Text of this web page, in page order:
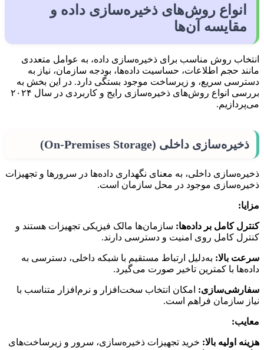
انواع روش‌های ذخیره‌سازی داده و
مقایسه آن‌ها
انتخاب روش مناسب برای ذخیره‌سازی داده، به عوامل متعددی
مانند حجم اطلاعات، حساسیت داده‌ها، بودجه سازمان، نیاز به
دسترسی سریع، و زیرساخت موجود بستگی دارد. در این بخش به
بررسی انواع روش‌های ذخیره‌سازی رایج و کاربردی در سال ۲۰۲۴
می‌پردازیم.
ذخیره‌سازی داخلی (On-Premises Storage)
ذخیره‌سازی داخلی، به معنای نگهداری داده‌ها در سرورها و تجهیزات
ذخیره‌سازی موجود در محل سازمان است.
مزایا:
کنترل کامل بر داده‌ها: سازمان‌ها مالک فیزیکی تجهیزات هستند و
کنترل کامل روی امنیت و دسترسی دارند.
سرعت بالا: به‌دلیل ارتباط مستقیم با شبکه داخلی، دسترسی به
داده‌ها با کمترین تاخیر صورت می‌گیرد.
سفارشی‌سازی: امکان انتخاب سخت‌افزار و نرم‌افزار متناسب با
نیاز سازمان فراهم است.
معایب:
هزینه اولیه بالا: خرید تجهیزات ذخیره‌سازی، سرور و زیرساخت‌های